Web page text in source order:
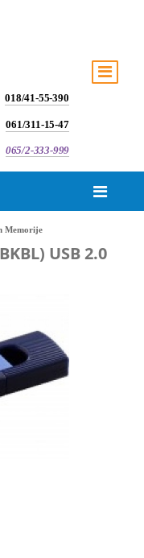
018/41-55-390
061/311-15-47
065/2-333-999
Memorije
USB 2.0